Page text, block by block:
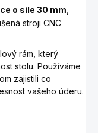
o síle 30 mm
stroji CNC
rám, který
stolu. Používáme
zajistili co
vašeho úderu.